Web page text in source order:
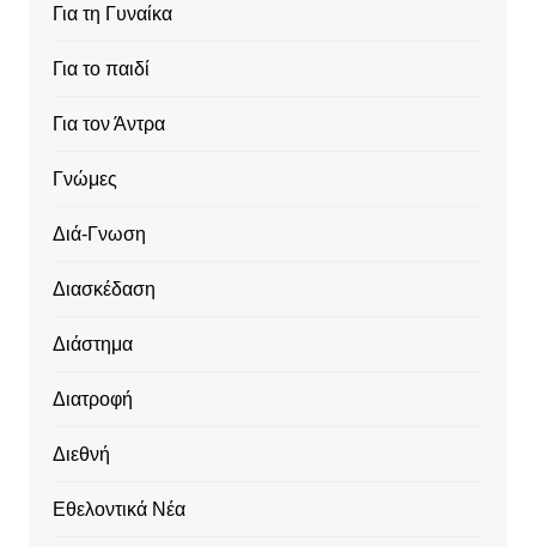
Για τη Γυναίκα
Για το παιδί
Για τον Άντρα
Γνώμες
Διά-Γνωση
Διασκέδαση
Διάστημα
Διατροφή
Διεθνή
Εθελοντικά Νέα